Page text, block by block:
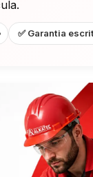
✅ Garantia